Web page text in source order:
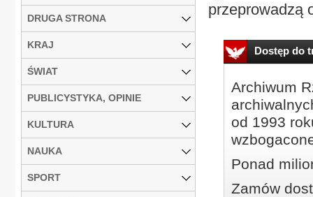
przeprowadzą
Dostęp do
Archiwum
od 1993
Ponad
Zamów
DRUGA STRONA
KRAJ
ŚWIAT
PUBLICYSTYKA, OPINIE
KULTURA
NAUKA
SPORT